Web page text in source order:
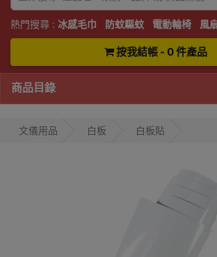
熱門搜尋 : 冰感毛巾 防蚊驅蚊 電動輪椅 風
按我結帳 - 0 件產品
商品目錄
文儀用品 白板 白板貼